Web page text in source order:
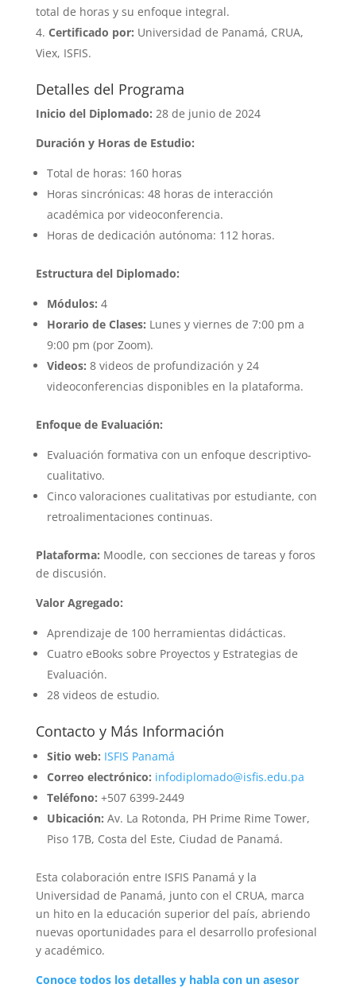
total de horas y su enfoque integral.
Certificado por: Universidad de Panamá, CRUA,
Viex, ISFIS.
Detalles del Programa
Inicio del Diplomado: 28 de junio de 2024
Duración y Horas de Estudio:
Total de horas: 160 horas
Horas sincrónicas: 48 horas de interacción
académica por videoconferencia.
Horas de dedicación autónoma: 112 horas.
Estructura del Diplomado:
Módulos: 4
Horario de Clases: Lunes y viernes de 7:00 pm a
9:00 pm (por Zoom).
Videos: 8 videos de profundización y 24
videoconferencias disponibles en la plataforma.
Enfoque de Evaluación:
Evaluación formativa con un enfoque descriptivo-
cualitativo.
Cinco valoraciones cualitativas por estudiante, con
retroalimentaciones continuas.
Plataforma: Moodle, con secciones de tareas y foros
de discusión.
Valor Agregado:
Aprendizaje de 100 herramientas didácticas.
Cuatro eBooks sobre Proyectos y Estrategias de
Evaluación.
28 videos de estudio.
Contacto y Más Información
Sitio web: ISFIS Panamá
Correo electrónico: infodiplomado@isfis.edu.pa
Teléfono: +507 6399-2449
Ubicación: Av. La Rotonda, PH Prime Rime Tower,
Piso 17B, Costa del Este, Ciudad de Panamá.
Esta colaboración entre ISFIS Panamá y la
Universidad de Panamá, junto con el CRUA, marca
un hito en la educación superior del país, abriendo
nuevas oportunidades para el desarrollo profesional
y académico.
Conoce todos los detalles y habla con un asesor